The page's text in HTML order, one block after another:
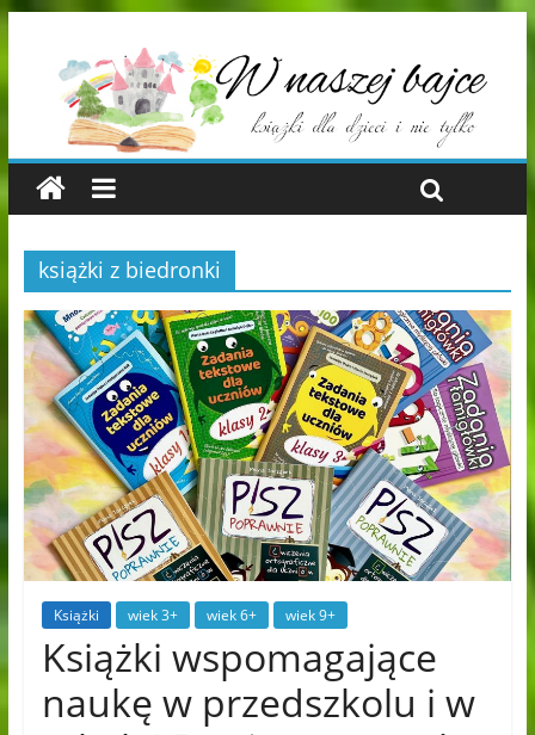
książki z biedronki
Książki wiek 3+ wiek 6+ wiek 9+
Książki wspomagające
naukę w przedszkolu i w